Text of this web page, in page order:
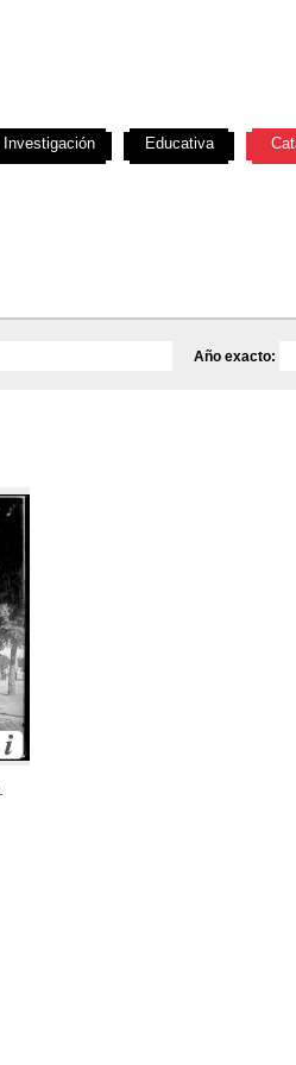
Año exacto:
Investigación Educativa